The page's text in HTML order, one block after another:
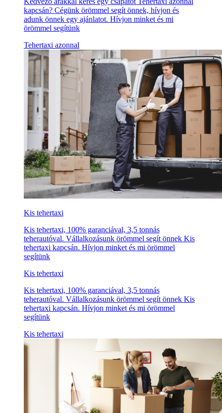
kapcsán? Cégünk örömmel segít önnek, hívjon és
adunk önnek egy ajánlatot. Hívjon minket és mi
örömmel segítünk
Tehertaxi azonnal
Kis tehertaxi
Kis tehertaxi, 100% garanciával, 3,5 tonnás
teherautóval. Vállalkozásunk örömmel segít önnek Kis
tehertaxi kapcsán. Hívjon minket és mi örömmel
segítünk
Kis tehertaxi
Kis tehertaxi, 100% garanciával, 3,5 tonnás
teherautóval. Vállalkozásunk örömmel segít önnek Kis
tehertaxi kapcsán. Hívjon minket és mi örömmel
segítünk
Kis tehertaxi